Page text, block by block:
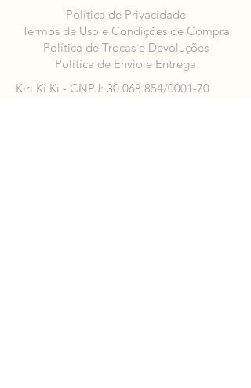
Política de Privacidade
Termos de Uso e Condições de Compra
Política de Trocas e Devoluções
Política de Envio e Entrega
Kiri Ki Ki - CNPJ: 30.068.854/0001-70